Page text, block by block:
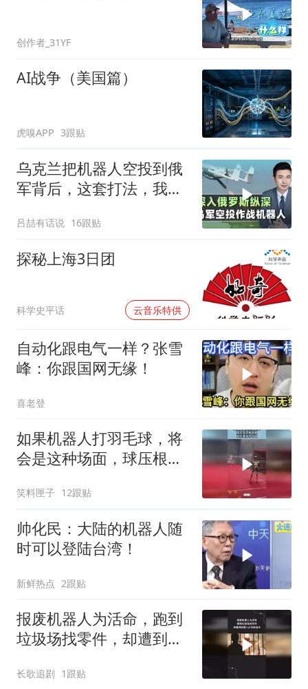
创作者_31YF
AI战争（美国篇）
虎嗅APP 3跟贴
乌克兰把机器人空投到俄
军背后，这套打法，我们
吕喆有话说 16跟贴
探秘上海3日团
科学史平话 云音乐特供 00:00
自动化跟电气一样？张雪
峰：你跟国网无缘！
喜老登
如果机器人打羽毛球，将
会是这种场面，球压根落
笑料匣子 12跟贴
帅化民：大陆的机器人随
时可以登陆台湾！
新鲜热点 2跟贴
报废机器人为活命，跑到
垃圾场找零件，却遭到机
长歌追剧 1跟贴